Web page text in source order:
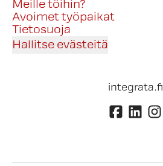
Meille töihin?
Avoimet työpaikat
Tietosuoja
Hallitse evästeitä
integrata.fi